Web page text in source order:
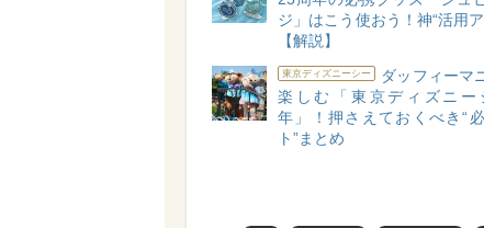
ジ」はこう使おう！神“活用
【解説】
東京ディズニーシー
ダッフィーマ
楽しむ「東京ディズニー
年」！押さえておくべき“
ト”まとめ